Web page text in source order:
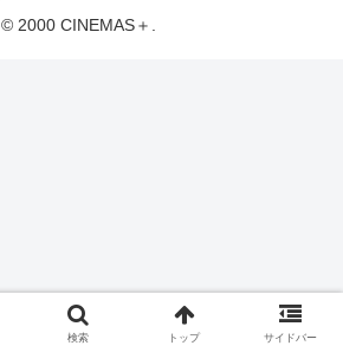
© 2000 CINEMAS＋.
検索 トップ サイドバー